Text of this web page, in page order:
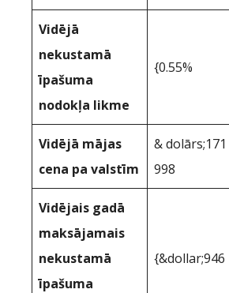
Vidējā
nekustamā
īpašuma
nodokļa likme
{0.55%
Vidējā mājas
cena pa valstīm
& dolārs;171
998
Vidējais gadā
maksājamais
nekustamā
īpašuma
{&dollar;946